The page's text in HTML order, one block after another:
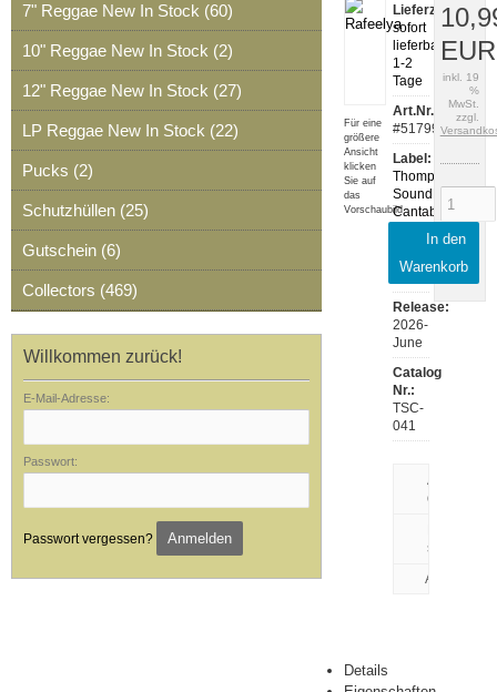
Für eine
größere
Ansicht
klicken
Sie auf
das
Vorschaubild
Lieferzeit:
sofort
lieferbar,
1-2
Tage
Art.Nr.:
#51799
Label:
Thompson
Sound
Cantabria
Notes:
TSC-
Release:
2026-
June
Catalog
Nr.:
TSC-
041
drucken
schreiben
EUR
inkl. 19
%
MwSt.
zzgl.
In den
Warenkorb
Details
7" Reggae New In Stock (60)
10" Reggae New In Stock (2)
12" Reggae New In Stock (27)
LP Reggae New In Stock (22)
Pucks (2)
Schutzhüllen (25)
Gutschein (6)
Collectors (469)
Willkommen zurück!
E-Mail-Adresse:
Passwort:
Passwort vergessen? Anmelden